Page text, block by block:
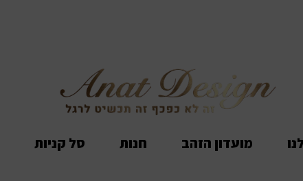
מועדון הזהב חנות סל קניות